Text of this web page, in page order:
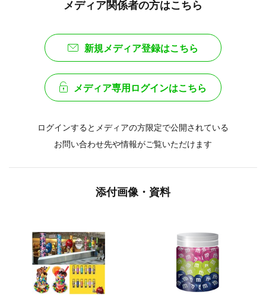
メディア関係者の方はこちら
新規メディア登録はこちら
メディア専用ログインはこちら
ログインするとメディアの方限定で公開されている
お問い合わせ先や情報がご覧いただけます
添付画像・資料